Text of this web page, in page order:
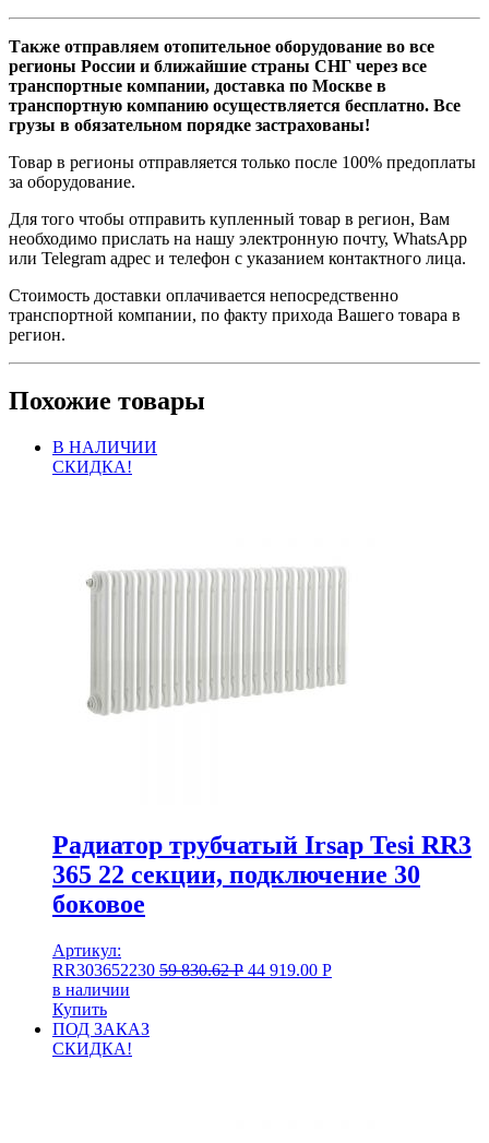
Также отправляем отопительное оборудование во все
регионы России и ближайшие страны СНГ через все
транспортные компании, доставка по Москве в
транспортную компанию осуществляется бесплатно. Все
грузы в обязательном порядке застрахованы!
Товар в регионы отправляется только после 100% предоплаты
за оборудование.
Для того чтобы отправить купленный товар в регион, Вам
необходимо прислать на нашу электронную почту, WhatsApp
или Telegram адрес и телефон с указанием контактного лица.
Стоимость доставки оплачивается непосредственно
транспортной компании, по факту прихода Вашего товара в
регион.
Похожие товары
В НАЛИЧИИ
СКИДКА!
Радиатор трубчатый Irsap Tesi RR3
365 22 секции, подключение 30
боковое
Артикул:
RR303652230 59 830.62Р 44 919.00 Р
в наличии
Купить
ПОД ЗАКАЗ
СКИДКА!